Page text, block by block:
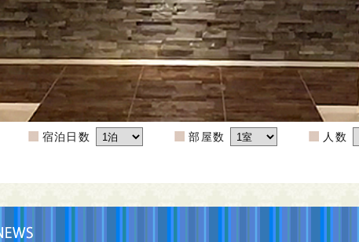
宿泊日数 部屋数 人数